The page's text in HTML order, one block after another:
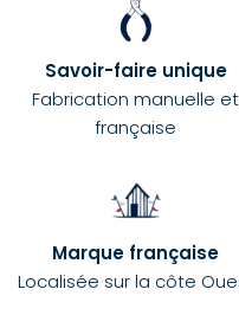
Savoir-faire unique
Fabrication manuelle et
française
Marque française
Localisée sur la côte